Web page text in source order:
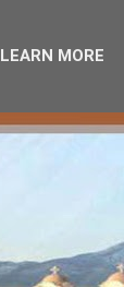
LEARN MORE